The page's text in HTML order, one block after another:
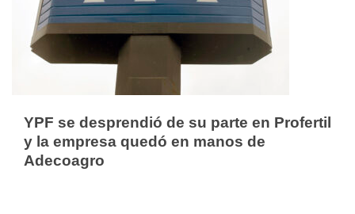
YPF se desprendió de su parte en Profertil
y la empresa quedó en manos de
Adecoagro